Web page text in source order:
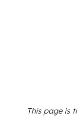
This page is